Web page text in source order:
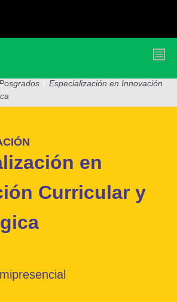
/ Especialización en Innovación
en
Curricular y